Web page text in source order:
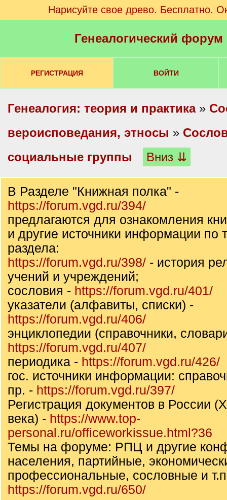
Нарисуйте свое древо. Бесплатно.
Генеалогический
РЕГИСТРАЦИЯ ВОЙТИ
Генеалогия: теория и практика»
вероисповедания, этносы »
социальные группы
Вниз ⇊
В Разделе "Книжная полка" -
https://forum.vgd.ru/394/
предлагаются для ознакомления
и другие источники информации по
раздела:
https://forum.vgd.ru/398/ - история
учений и учреждений;
сословия - https://forum.vgd.ru/401/
указатели (алфавиты, списки) -
https://forum.vgd.ru/406/
энциклопедии (справочники,
https://forum.vgd.ru/407/
периодика - https://forum.vgd.ru/426/
гос. источники информации:
пр. - https://forum.vgd.ru/397/
Регистрация документов в России
века) - https://www.top-
personal.ru/officeworkissue.html?36
Темы на форуме: РПЦ и другие
населения, партийные,
профессиональные, сословные и
https://forum.vgd.ru/650/